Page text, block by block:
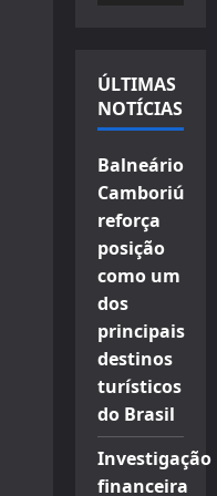
ÚLTIMAS
NOTÍCIAS
Balneário
Camboriú
reforça
posição
como um
dos
principais
destinos
turísticos
do Brasil
Investigação
financeira